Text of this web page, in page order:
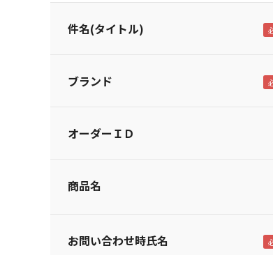
件名(タイトル)
ブランド
オーダーＩＤ
商品名
お問い合わせ時氏名